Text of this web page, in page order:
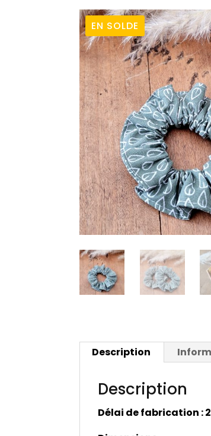
EN SOLDE
Description
Description
Délai de fabrication :